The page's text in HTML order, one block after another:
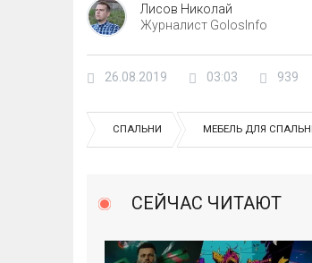
Лисов Николай
Журналист GolosInfo
26.08.2019 03:03 939
СПАЛЬНИ МЕБЕЛЬ ДЛЯ
СЕЙЧАС ЧИТАЮТ